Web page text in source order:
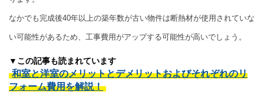
なかでも完成後40年以上の築年数が古い物件は断熱材が使用されていな
い可能性があるため、工事費用がアップする可能性が高いでしょう。
▼この記事も読まれています
和室と洋室のメリットとデメリットおよびそれぞれのリ
フォーム費用を解説！